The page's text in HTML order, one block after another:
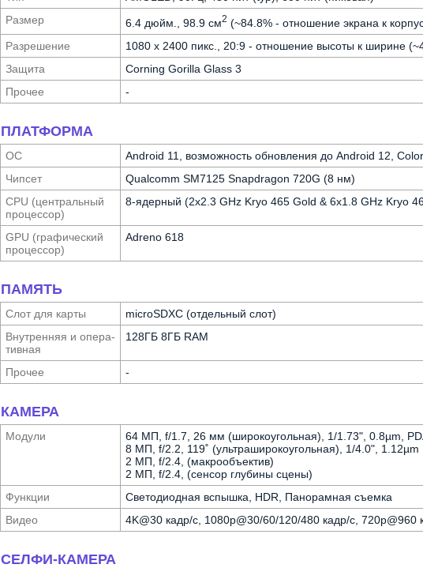
Размер
6.4 дюйм., 98.9 см2 (~84.8% - отношение экрана к
Разре­шение
1080 x 2400 пикс., 20:9 - отношение высоты к ширине
Защита
Corning Gorilla Glass 3
Прочее
-
ПЛАТФОРМА
ОС
Android 11, возможность обновления до Android 12,
Чипсет
Qualcomm SM7125 Snapdragon 720G (8 нм)
CPU (централь­ный
процес­сор)
8-ядерный (2x2.3 GHz Kryo 465 Gold & 6x1.8 GHz Kryo
GPU (графи­ческий
процес­сор)
Adreno 618
ПАМЯТЬ
Слот для карты
microSDXC (отдельный слот)
Внутрен­няя и опера­
тивная
128ГБ 8ГБ RAM
Прочее -
КАМЕРА
Модули
64 МП, f/1.7, 26 мм (широкоугольная), 1/1.73", 0.8µm,
8 МП, f/2.2, 119˚ (ультра­широкоугольная), 1/4.0", 1.12µm
2 МП, f/2.4, (макрообъектив)
2 МП, f/2.4, (сенсор глубины сцены)
Функ­ции
Светодиодная вспышка, HDR, Панорамная съемка
Видео
4K@30 кадр/с, 1080p@30/60/120/480 кадр/с, 720p@960
СЕЛФИ-КАМЕРА